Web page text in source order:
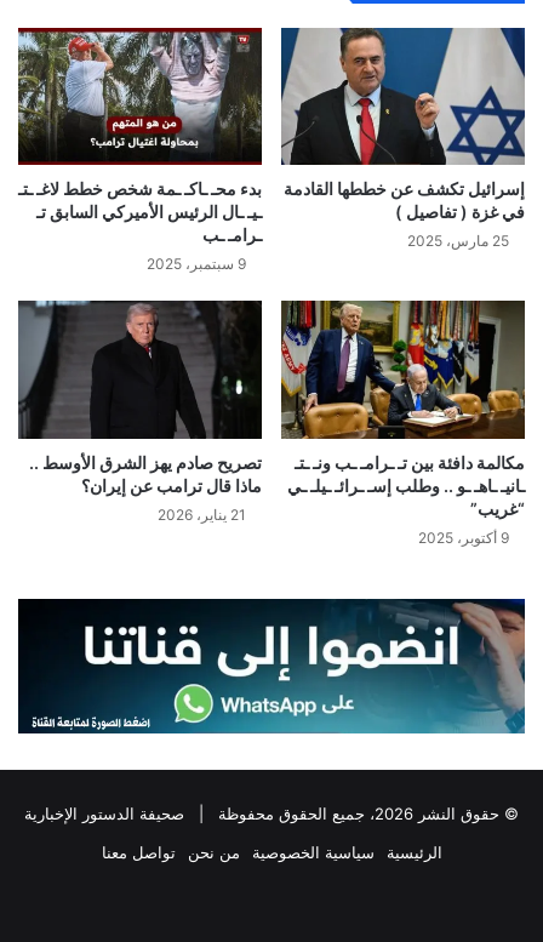
إسرائيل تكشف عن خططها القادمة
في غزة ( تفاصيل )
25 مارس، 2025
بدء محـ ـاكـ ـمة شخص خطط لاغـ ـتـ
ـيـ ـال الرئيس الأميركي السابق تـ
ـرامـ ـب
9 سبتمبر، 2025
مكالمة دافئة بين تـ ـرامـ ـب ونـ ـتـ
ـانيـ ـاهـ ـو .. وطلب إسـ ـرائـ ـيلـ ـي
“غريب”
9 أكتوبر، 2025
تصريح صادم يهز الشرق الأوسط ..
ماذا قال ترامب عن إيران؟
21 يناير، 2026
© حقوق النشر 2026، جميع الحقوق محفوظة |
صحيفة الدستور الإخبارية
الرئيسية
سياسية الخصوصية من نحن تواصل معنا